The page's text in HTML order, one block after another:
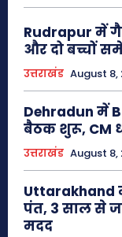
Rudrapur में
और दो बच्चों
उत्तराखंड August 8,
Dehradun में
बैठक शुरू, CM
उत्तराखंड August 8,
Uttarakhand
पंत, 3 साल से
मदद